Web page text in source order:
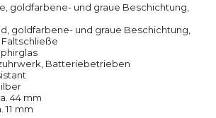
goldfarbene- und graue Beschichtung,
goldfarbene- und graue Beschichtung,
Batteriebetrieben
44 mm
11 mm